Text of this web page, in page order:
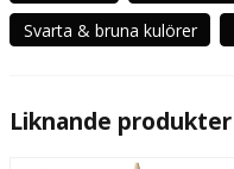
Svarta & bruna kulörer
Liknande produkter